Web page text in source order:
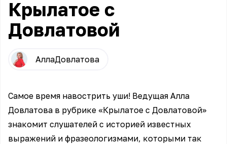
Крылатое с
Довлатовой
АллаДовлатова
Самое время навострить уши! Ведущая Алла
Довлатова в рубрике «Крылатое с Довлатовой»
знакомит слушателей с историей известных
выражений и фразеологизмами, которыми так